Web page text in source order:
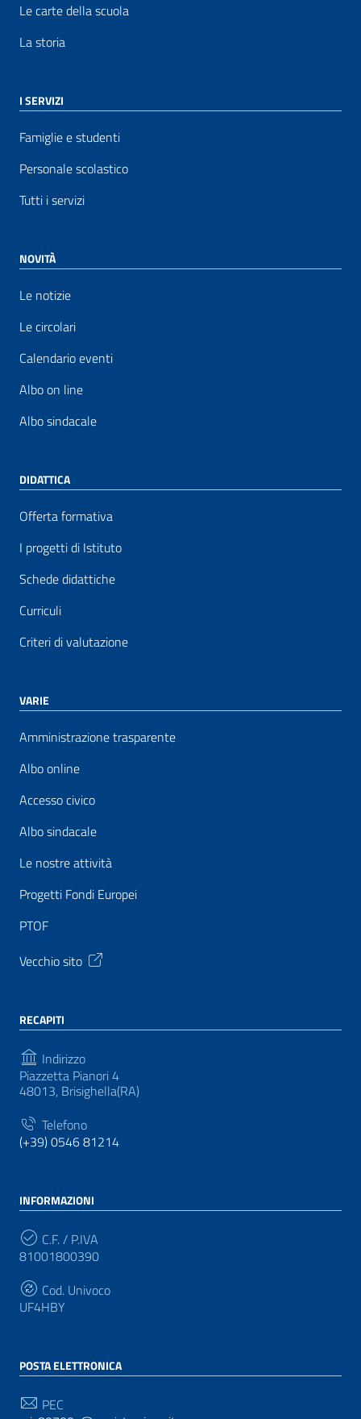
Le carte della scuola
La storia
I SERVIZI
Famiglie e studenti
Personale scolastico
Tutti i servizi
NOVITÀ
Le notizie
Le circolari
Calendario eventi
Albo on line
Albo sindacale
DIDATTICA
Offerta formativa
I progetti di Istituto
Schede didattiche
Curriculi
Criteri di valutazione
VARIE
Amministrazione trasparente
Albo online
Accesso civico
Albo sindacale
Le nostre attività
Progetti Fondi Europei
PTOF
Vecchio sito
RECAPITI
Indirizzo
Piazzetta Pianori 4
48013, Brisighella(RA)
Telefono
(+39) 0546 81214
INFORMAZIONI
C.F. / P.IVA
81001800390
Cod. Univoco
UF4HBY
POSTA ELETTRONICA
PEC